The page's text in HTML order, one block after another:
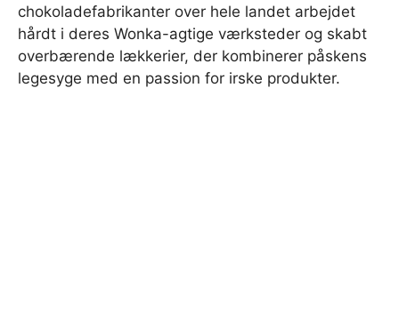
chokoladefabrikanter over hele landet arbejdet
hårdt i deres Wonka-agtige værksteder og skabt
overbærende lækkerier, der kombinerer påskens
legesyge med en passion for irske produkter.